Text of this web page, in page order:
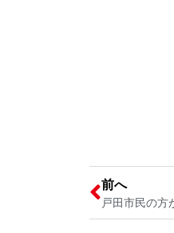
前へ